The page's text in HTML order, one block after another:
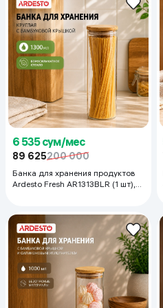
6 535 сум/мес
89 625200 000
Банка для хранения продуктов
Ardesto Fresh AR1313BLR (1 шт),